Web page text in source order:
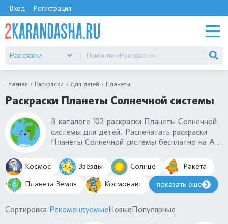
Вход Регистрация
Главная Раскраски Для детей Планеты
Раскраски Планеты Солнечной системы
В каталоге 102 раскраски Планеты Солнечной
системы для детей. Распечатать раскраски
Планеты Солнечной системы бесплатно на А4.
вы найдете Землю, Марс, Юпитер, Сатурн,
Венера, Меркурий. Вы можете проверить свои
знания с помощью раскрасок планет и вписать
самостоятельно правильные названия.
Космос Звезды Солнце
Ракета
Планета Земля
Космонавт показать еще
Сортировка:РекомендуемыеНовыеПопулярные